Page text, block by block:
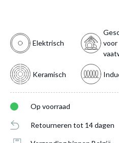
Elektrisch
voor
Keramisch
Op voorraad
Retourneren tot 14 dagen